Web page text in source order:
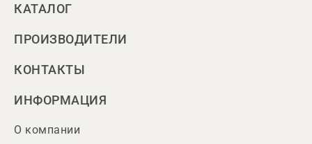
КАТАЛОГ
ПРОИЗВОДИТЕЛИ
КОНТАКТЫ
ИНФОРМАЦИЯ
О компании